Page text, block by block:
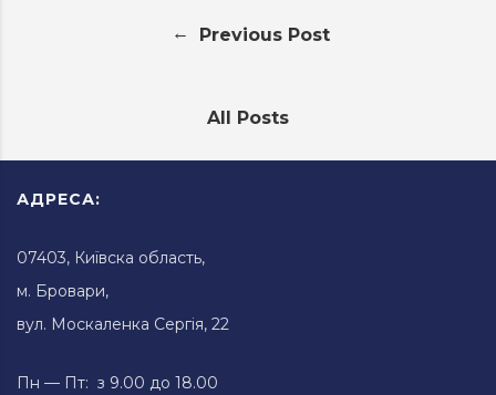
← Previous Post
All Posts
АДРЕСА:
07403, Київска область,
м. Бровари,
вул. Москаленка Сергія, 22
Пн — Пт: з 9.00 до 18.00